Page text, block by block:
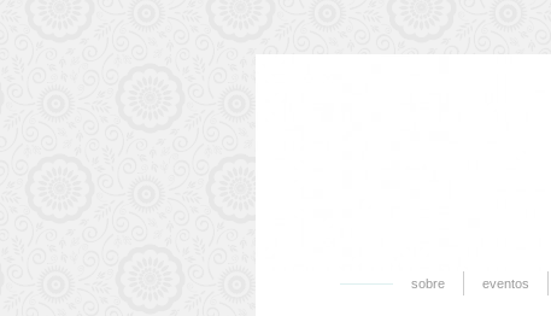
sobre eventos